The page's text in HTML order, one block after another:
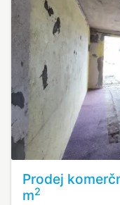
Prodej
m2